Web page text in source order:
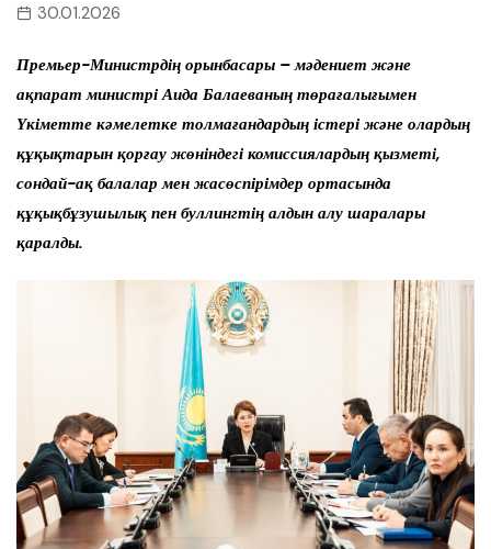
30.01.2026
Премьер-Министрдің орынбасары – мәдениет және
ақпарат министрі Аида Балаеваның төрағалығымен
Үкіметте кәмелетке толмағандардың істері және олардың
құқықтарын қорғау жөніндегі комиссиялардың қызметі,
сондай-ақ балалар мен жасөспірімдер ортасында
құқықбұзушылық пен буллингтің алдын алу шаралары
қаралды.